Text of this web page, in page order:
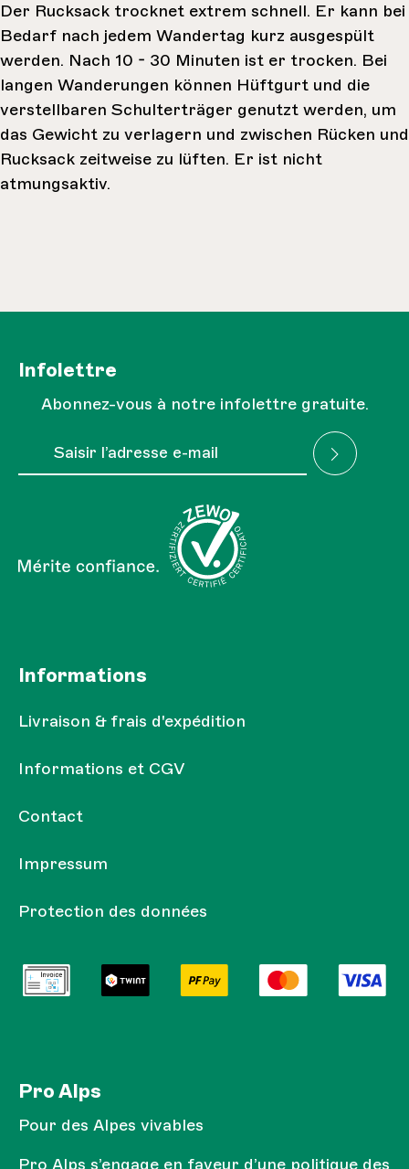
Der Rucksack trocknet extrem schnell. Er kann bei
Bedarf nach jedem Wandertag kurz ausgespült
werden. Nach 10 - 30 Minuten ist er trocken. Bei
langen Wanderungen können Hüftgurt und die
verstellbaren Schulterträger genutzt werden, um
das Gewicht zu verlagern und zwischen Rücken und
Rucksack zeitweise zu lüften. Er ist nicht
atmungsaktiv.
Infolettre
Abonnez-vous à notre infolettre gratuite.
Adresse e-mail*
Les champs marqués d'un astérisque (*) sont obligatoires.
Informations
Livraison & frais d'expédition
Informations et CGV
Contact
Impressum
Protection des données
Pro Alps
Pour des Alpes vivables
Pro Alps s’engage en faveur d’une politique des